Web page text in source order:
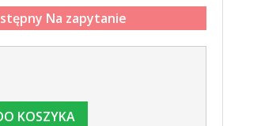
Na zapytanie
KOSZYKA